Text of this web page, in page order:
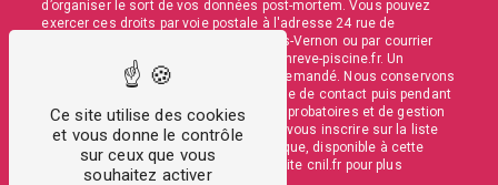
d’organiser le sort de vos données post-mortem. Vous pouvez
exercer ces droits par voie postale à l'adresse 24 rue de
chambray, 27950 Sainte-Colombes-près-Vernon ou par courrier
électronique à l'adresse contact@edenreve-piscine.fr. Un
justificatif d'identité pourra vous être demandé. Nous conservons
vos données pendant la période de prise de contact puis pendant
la durée de prescription légale aux fins probatoires et de gestion
des contentieux. Vous avez le droit de vous inscrire sur la liste
d'opposition au démarchage téléphonique, disponible à cette
adresse: Bloctel.gouv.fr. Consultez le site cnil.fr pour plus
Ce site utilise des cookies
et vous donne le contrôle
sur ceux que vous
souhaitez activer